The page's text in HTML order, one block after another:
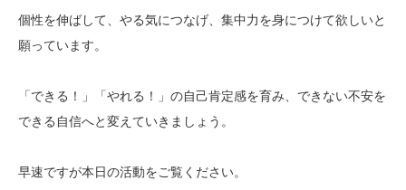
個性を伸ばして、やる気につなげ、集中力を身につけて欲しいと
願っています。
「できる！」「やれる！」の自己肯定感を育み、できない不安を
できる自信へと変えていきましょう。
早速ですが本日の活動をご覧ください。